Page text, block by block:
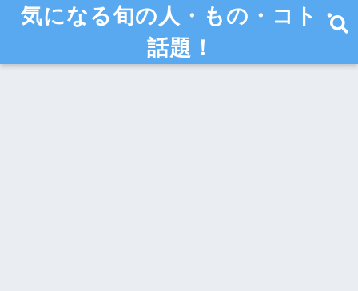
気になる旬の人・もの・コト・
話題！